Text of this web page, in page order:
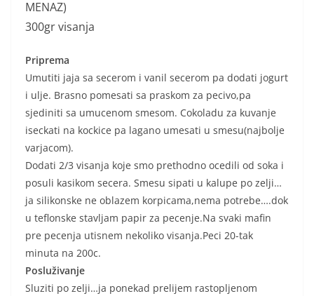
MENAZ)
300gr visanja
Priprema
Umutiti jaja sa secerom i vanil secerom pa dodati jogurt
i ulje. Brasno pomesati sa praskom za pecivo,pa
sjediniti sa umucenom smesom. Cokoladu za kuvanje
iseckati na kockice pa lagano umesati u smesu(najbolje
varjacom).
Dodati 2/3 visanja koje smo prethodno ocedili od soka i
posuli kasikom secera. Smesu sipati u kalupe po zelji…
ja silikonske ne oblazem korpicama,nema potrebe….dok
u teflonske stavljam papir za pecenje.Na svaki mafin
pre pecenja utisnem nekoliko visanja.Peci 20-tak
minuta na 200c.
Posluživanje
Sluziti po zelji…ja ponekad prelijem rastopljenom